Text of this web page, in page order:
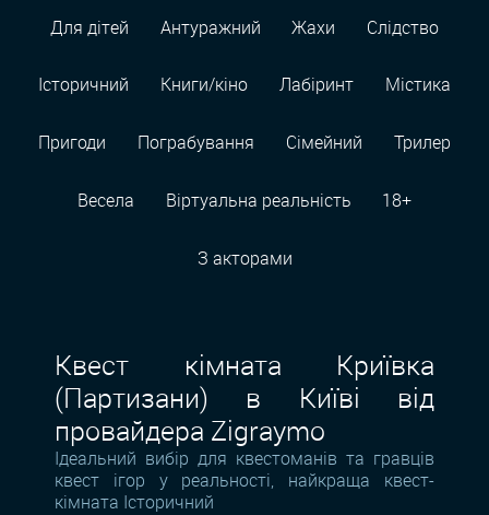
Для дітей Антуражний Жахи Слідство
Історичний Книги/кіно Лабіринт Містика
Пригоди Пограбування Сімейний Трилер
Весела Віртуальна реальність 18+
З акторами
Квест кімната Криївка
(Партизани) в Київі від
провайдера Zigraymo
Ідеальний вибір для квестоманів та гравців
квест ігор у реальності, найкраща квест-
кімната Історичний